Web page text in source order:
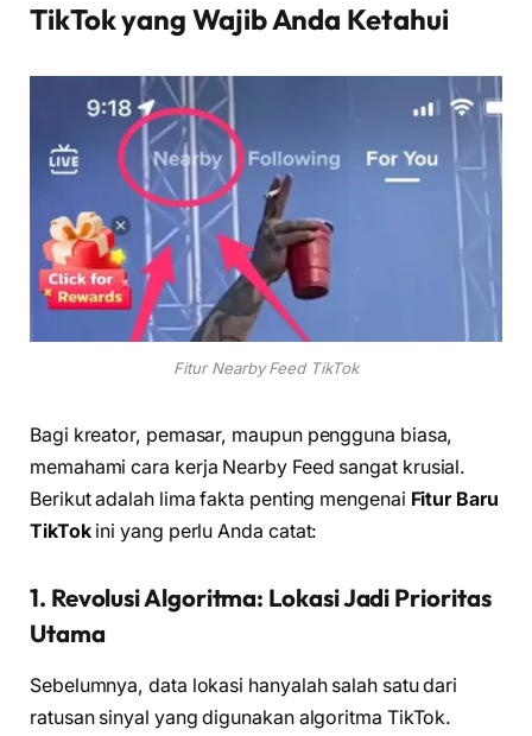
TikTok yang Wajib Anda Ketahui
Fitur Nearby Feed TikTok
Bagi kreator, pemasar, maupun pengguna biasa,
memahami cara kerja Nearby Feed sangat krusial.
Berikut adalah lima fakta penting mengenai Fitur Baru
TikTokini yang perlu Anda catat:
1. Revolusi Algoritma: Lokasi Jadi Prioritas
Utama
Sebelumnya, data lokasi hanyalah salah satu dari
ratusan sinyal yang digunakan algoritma TikTok.